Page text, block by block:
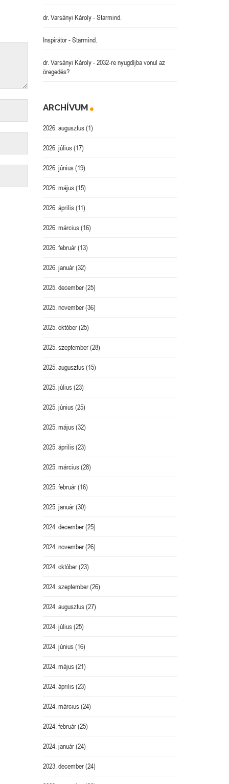
dr. Varsányi Károly-Starmind.
Inspirátor-Starmind.
dr. Varsányi Károly-2032-re nyugdíjba vonul az
öregedés?
ARCHÍVUM
2026. augusztus(1)
2026. július(17)
2026. június(19)
2026. május(15)
2026. április(11)
2026. március(16)
2026. február(13)
2026. január(32)
2025. december(25)
2025. november(36)
2025. október(25)
2025. szeptember(28)
2025. augusztus(15)
2025. július(23)
2025. június(25)
2025. május(32)
2025. április(23)
2025. március(28)
2025. február(16)
2025. január(30)
2024. december(25)
2024. november(26)
2024. október(23)
2024. szeptember(26)
2024. augusztus(27)
2024. július(25)
2024. június(16)
2024. május(21)
2024. április(23)
2024. március(24)
2024. február(25)
2024. január(24)
2023. december(24)